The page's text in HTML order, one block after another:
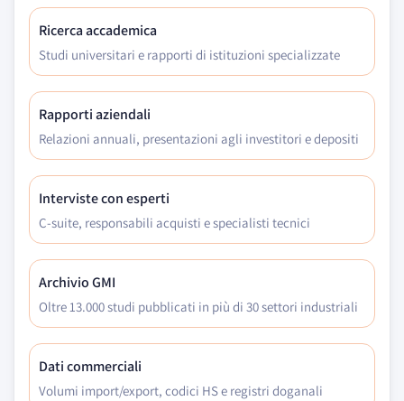
Ricerca accademica
Studi universitari e rapporti di istituzioni specializzate
Rapporti aziendali
Relazioni annuali, presentazioni agli investitori e depositi
Interviste con esperti
C-suite, responsabili acquisti e specialisti tecnici
Archivio GMI
Oltre 13.000 studi pubblicati in più di 30 settori industriali
Dati commerciali
Volumi import/export, codici HS e registri doganali